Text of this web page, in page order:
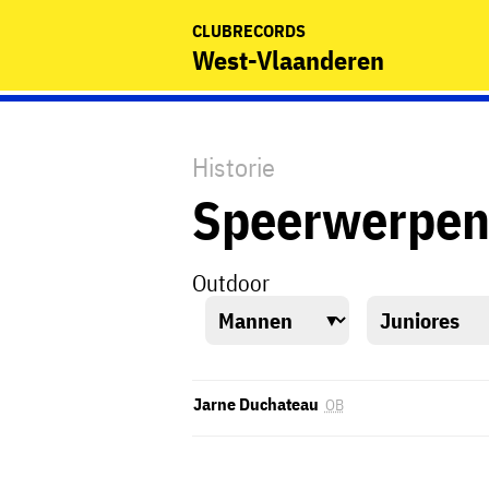
CLUBRECORDS
West-Vlaanderen
Historie
Speerwerpen
Outdoor
Jarne Duchateau OB